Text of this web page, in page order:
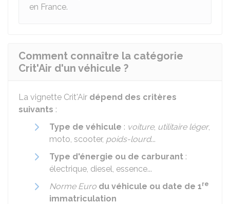
en France.
Comment connaître la catégorie
Crit'Air d'un véhicule ?
La vignette Crit'Air dépend des critères
suivants :
Type de véhicule : voiture, utilitaire léger,
moto, scooter, poids-lourd...
Type d'énergie ou de carburant :
électrique, diesel, essence...
Norme Euro du véhicule ou date de 1re
immatriculation